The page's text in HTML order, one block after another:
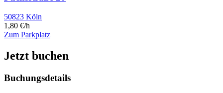
50823 Köln
1,80 €/h
Zum Parkplatz
Jetzt buchen
Buchungsdetails